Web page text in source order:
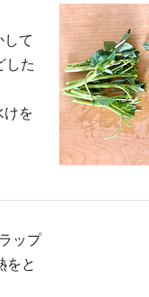
して
した
けを
ップ
をと